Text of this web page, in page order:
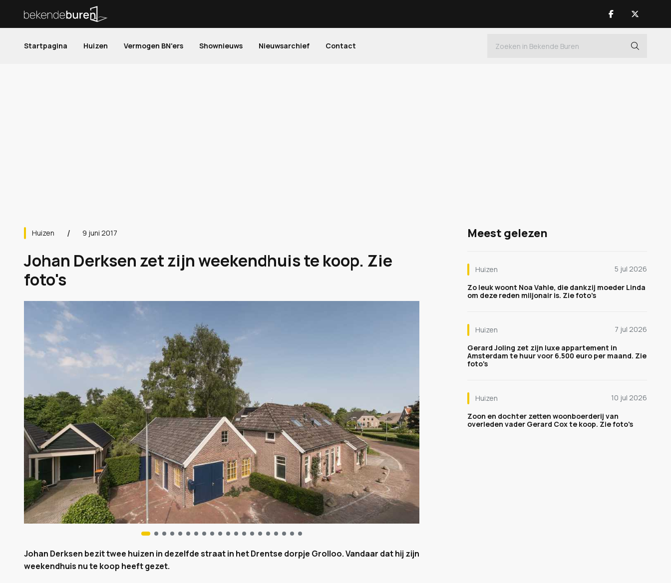
Startpagina Huizen Vermogen BN'ers Shownieuws Nieuwsarchief Contact
Huizen 9 juni 2017
Johan Derksen zet zijn weekendhuis te koop. Zie
foto's
Johan Derksen bezit twee huizen in dezelfde straat in het Drentse dorpje Grolloo. Vandaar dat hij zijn
weekendhuis nu te koop heeft gezet.
Meest gelezen
Huizen
5 jul 2026
Zo leuk woont Noa Vahle, die dankzij moeder Linda
om deze reden miljonair is. Zie foto's
Huizen
7 jul 2026
Gerard Joling zet zijn luxe appartement in
Amsterdam te huur voor 6.500 euro per maand. Zie
foto's
Huizen
10 jul 2026
Zoon en dochter zetten woonboerderij van
overleden vader Gerard Cox te koop. Zie foto's